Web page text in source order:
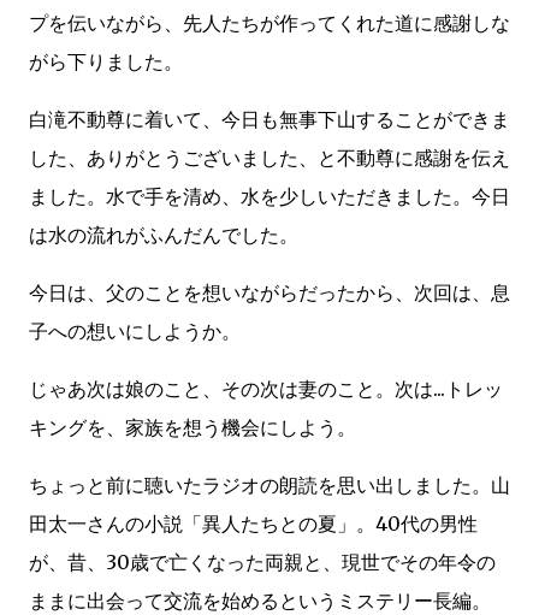
プを伝いながら、先人たちが作ってくれた道に感謝しな
がら下りました。
白滝不動尊に着いて、今日も無事下山することができま
した、ありがとうございました、と不動尊に感謝を伝え
ました。水で手を清め、水を少しいただきました。今日
は水の流れがふんだんでした。
今日は、父のことを想いながらだったから、次回は、息
子への想いにしようか。
じゃあ次は娘のこと、その次は妻のこと。次は...トレッ
キングを、家族を想う機会にしよう。
ちょっと前に聴いたラジオの朗読を思い出しました。山
田太一さんの小説「異人たちとの夏」。40代の男性
が、昔、30歳で亡くなった両親と、現世でその年令の
ままに出会って交流を始めるというミステリー長編。